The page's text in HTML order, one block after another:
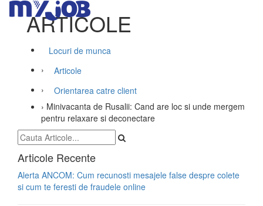
ARTICOLE
Locuri de munca
›
Articole
›
Orientarea catre client
› Minivacanta de Rusalii: Cand are loc si unde mergem
pentru relaxare si deconectare
Articole Recente
Alerta ANCOM: Cum recunosti mesajele false despre colete
si cum te feresti de fraudele online